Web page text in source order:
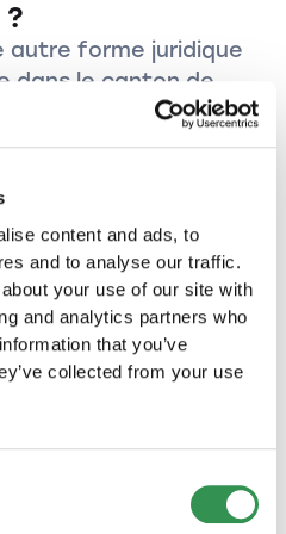
content and ads, to
and to analyse our traffic.
your use of our site with
and analytics partners who
that you’ve
collected from your use
exacts peuvent varier
de l'activité
taille de la Sàrl.
autre forme juridique
dans le canton de
dans le canton de
propre entreprise dans
le canton de
cette forme juridique.